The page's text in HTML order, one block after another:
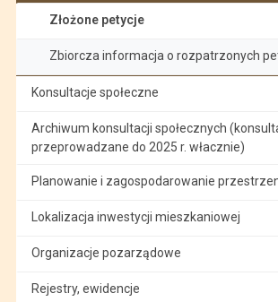
Złożone petycje
Zbiorcza informacja o rozpatrzonych
Konsultacje społeczne
Archiwum konsultacji społecznych
przeprowadzane do 2025 r. włacznie)
Planowanie i zagospodarowanie
Lokalizacja inwestycji mieszkaniowej
Organizacje pozarządowe
Rejestry, ewidencje